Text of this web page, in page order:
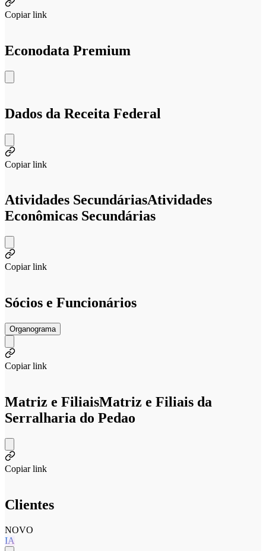
Copiar link
Econodata Premium
Dados da Receita Federal
Copiar link
Atividades SecundáriasAtividades
Econômicas Secundárias
Copiar link
Sócios e Funcionários
Organograma
Copiar link
Matriz e FiliaisMatriz e Filiais da
Serralharia do Pedao
Copiar link
Clientes
NOVO
IA